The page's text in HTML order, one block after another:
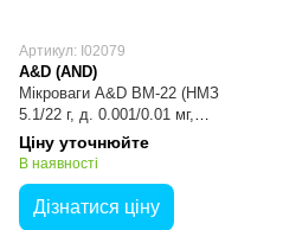
Артикул: I02079
A&D (AND)
Мікроваги A&D BM-22 (НМЗ
5.1/22 г, д. 0.001/0.01 мг,
платформа Ø25 мм)
Ціну уточнюйте
В наявності
Дізнатися ціну